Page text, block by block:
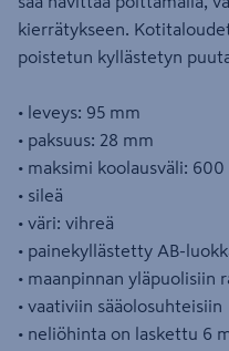
kierrätykseen.
poistetun kyllästetyn
• leveys: 95 mm
• paksuus: 28 mm
• maksimi koolausväli: 600
• sileä
• väri: vihreä
• painekyllästetty AB-
• maanpinnan yläpuolisiin
• vaativiin sääolosuhteisiin
• neliöhinta on laskettu 6